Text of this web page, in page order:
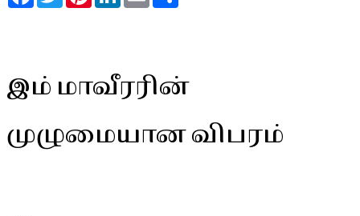
இம் மாவீரரின்
முழுமையான விபரம்